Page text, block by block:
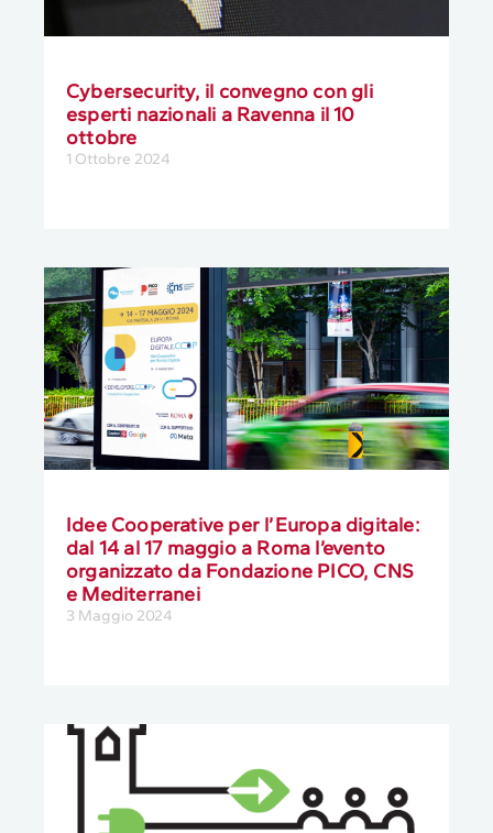
Cybersecurity, il convegno con gli
esperti nazionali a Ravenna il 10
ottobre
1 Ottobre 2024
Idee Cooperative per l’Europa digitale:
dal 14 al 17 maggio a Roma l’evento
organizzato da Fondazione PICO, CNS
e Mediterranei
3 Maggio 2024